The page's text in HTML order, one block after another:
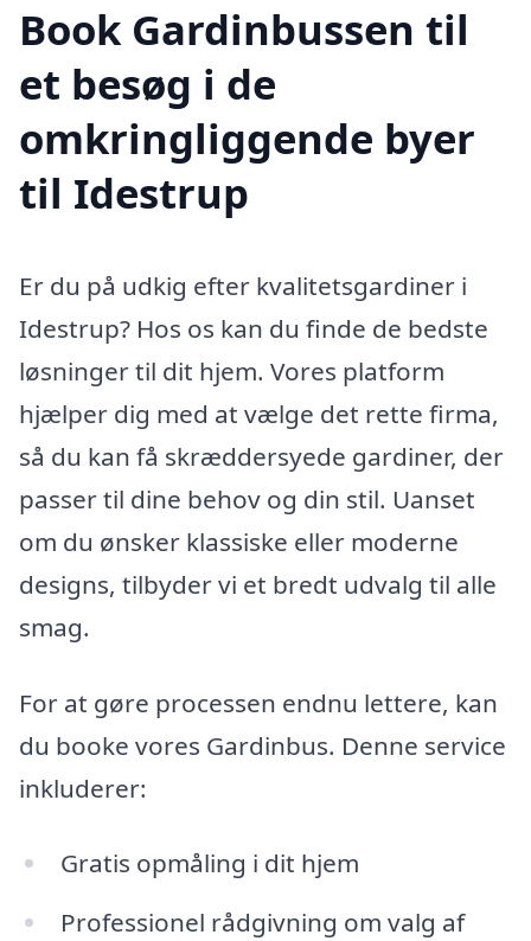
Book Gardinbussen til
et besøg i de
omkringliggende byer
til Idestrup
Er du på udkig efter kvalitetsgardiner i
Idestrup? Hos os kan du finde de bedste
løsninger til dit hjem. Vores platform
hjælper dig med at vælge det rette firma,
så du kan få skræddersyede gardiner, der
passer til dine behov og din stil. Uanset
om du ønsker klassiske eller moderne
designs, tilbyder vi et bredt udvalg til alle
smag.
For at gøre processen endnu lettere, kan
du booke vores Gardinbus. Denne service
inkluderer:
Gratis opmåling i dit hjem
Professionel rådgivning om valg af